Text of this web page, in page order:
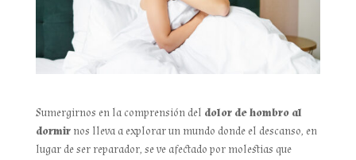
Sumergirnos en la comprensión del dolor de hombro al
dormirnos lleva a explorar un mundo donde el descanso, en
lugar de ser reparador, se ve afectado por molestias que